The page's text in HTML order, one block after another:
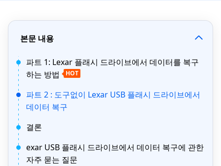
본문 내용
파트 1: Lexar 플래시 드라이브에서 데이터를 복구
하는 방법
HOT
파트 2 : 도구없이 Lexar USB 플래시 드라이브에서
데이터 복구
결론
exar USB 플래시 드라이브에서 데이터 복구에 관한
자주 묻는 질문